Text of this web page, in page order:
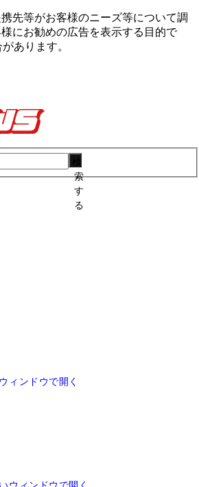
先等がお客様のニーズ等について調
にお勧めの広告を表⽰する⽬的で
あります。
索
す
る
ィンドウで開く